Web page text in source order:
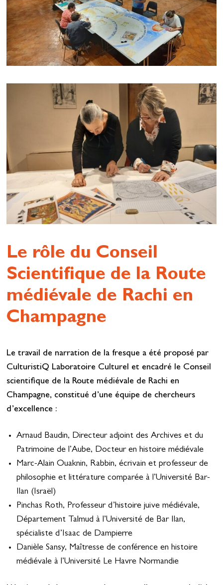
Le rôle du Conseil
Scientifique de la Route
médiévale de Rachi en
Champagne
Le travail de narration de la fresque a été proposé par
CulturistiQ Laboratoire Culturel et encadré le Conseil
scientifique de la Route médiévale de Rachi en
Champagne, constitué d’une équipe de chercheurs
d’excellence :
Arnaud Baudin, Directeur adjoint des Archives et du
Patrimoine de l’Aube, Docteur en histoire médiévale
Marc-Alain Ouaknin, Rabbin, écrivain et professeur de
philosophie et littérature comparée à l’Université Bar-
Ilan (Israël)
Pinchas Roth, Professeur d’histoire juive médiévale,
Département Talmud à l’Université de Bar Ilan,
spécialiste d’Isaac de Dampierre
Danièle Sansy, Maîtresse de conférence en histoire
médiévale à l’Université Le Havre Normandie